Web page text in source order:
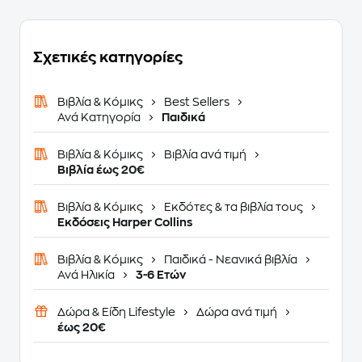
Σχετικές κατηγορίες
Βιβλία & Κόμικς
Best Sellers
Ανά Κατηγορία
Παιδικά
Βιβλία & Κόμικς
Βιβλία ανά τιμή
Βιβλία έως 20€
Βιβλία & Κόμικς
Εκδότες & τα βιβλία τους
Εκδόσεις Harper Collins
Βιβλία & Κόμικς
Παιδικά - Νεανικά βιβλία
Ανά Ηλικία
3-6 Ετών
Δώρα & Είδη Lifestyle
Δώρα ανά τιμή
έως 20€